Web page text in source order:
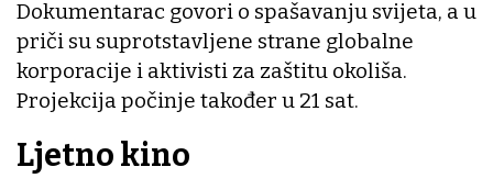
Dokumentarac govori o spašavanju svijeta, a u
priči su suprotstavljene strane globalne
korporacije i aktivisti za zaštitu okoliša.
Projekcija počinje također u 21 sat.
Ljetno kino